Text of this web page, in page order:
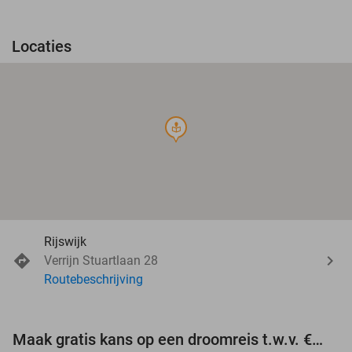
Locaties
course
Rijswijk
Verrijn Stuartlaan 28
Routebeschrijving
Maak gratis kans op een droomreis t.w.v. €3.000!